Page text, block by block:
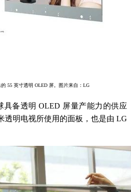
55 英寸透明 OLED 屏。图片来自：LG
备透明 OLED 屏量产能力的供应
透明电视所使用的面板，也是由 LG